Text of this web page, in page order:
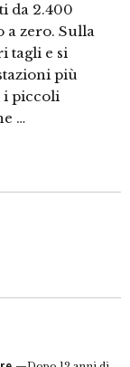
da 2.400
a zero. Sulla
tagli e si
più
i piccoli
…